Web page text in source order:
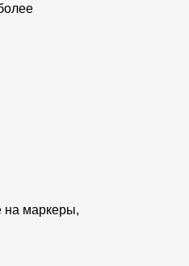
на маркеры,